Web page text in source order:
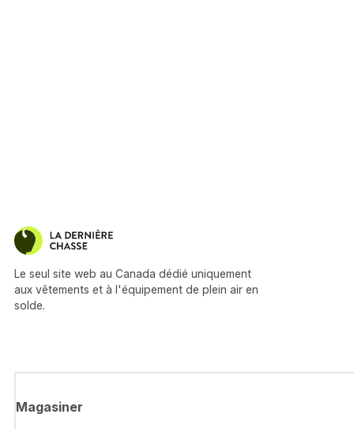
Le seul site web au Canada dédié uniquement
aux vêtements et à l'équipement de plein air en
solde.
Magasiner